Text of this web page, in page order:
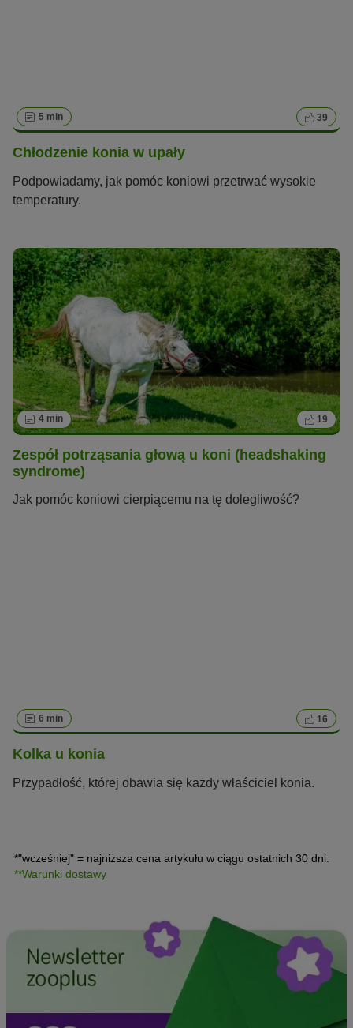
5 min 39
Chłodzenie konia w upały
Podpowiadamy, jak pomóc koniowi przetrwać wysokie
temperatury.
4 min 19
Zespół potrząsania głową u koni (headshaking
syndrome)
Jak pomóc koniowi cierpiącemu na tę dolegliwość?
6 min 16
Kolka u konia
Przypadłość, której obawia się każdy właściciel konia.
*"wcześniej" = najniższa cena artykułu w ciągu ostatnich 30 dni.
**Warunki dostawy